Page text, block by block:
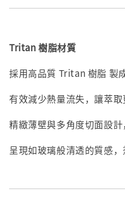
Tritan 樹脂材質
採用高品質 Tritan 樹脂 製
有效減少熱量流失，讓萃取
精緻薄壁與多角度切面設計
呈現如玻璃般清透的質感，